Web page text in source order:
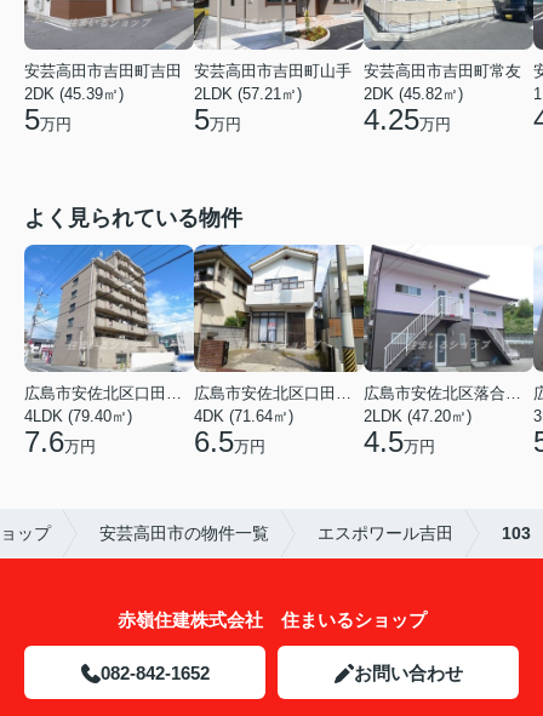
安芸高田市吉田町吉田
2DK (45.39㎡)
5万円
安芸高田市吉田町山手
2LDK (57.21㎡)
5万円
安芸高田市吉田町常友
2DK (45.82㎡)
4.25万円
よく見られている物件
広島市安佐北区口田３丁目
4LDK (79.40㎡)
7.6万円
広島市安佐北区口田５丁目
4DK (71.64㎡)
6.5万円
広島市安佐北区落合南９丁目
2LDK (47.20㎡)
4.5万円
ップ 安芸高田市の物件一覧 エスポワール吉田 103
赤嶺住建株式会社 住まいるショップ
082-842-1652 お問い合わせ